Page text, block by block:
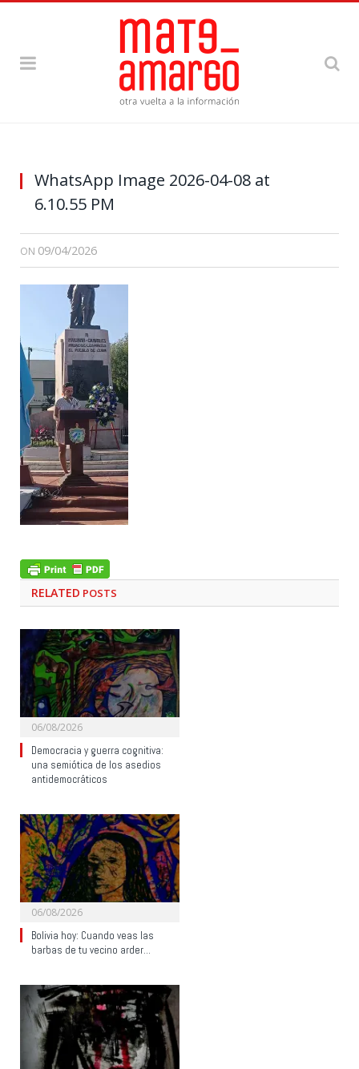
WhatsApp Image 2026-04-08 at
6.10.55 PM
ON 09/04/2026
RELATED POSTS
06/08/2026
Democracia y guerra cognitiva:
una semiótica de los asedios
antidemocráticos
06/08/2026
Bolivia hoy: Cuando veas las
barbas de tu vecino arder…